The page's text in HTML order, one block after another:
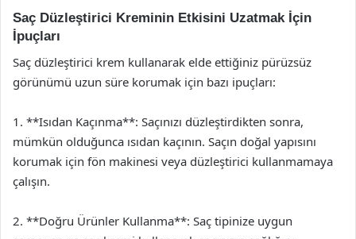
Saç Düzleştirici Kreminin Etkisini Uzatmak İçin
İpuçları
Saç düzleştirici krem kullanarak elde ettiğiniz pürüzsüz
görünümü uzun süre korumak için bazı ipuçları:
1. **Isıdan Kaçınma**: Saçınızı düzleştirdikten sonra,
mümkün olduğunca ısıdan kaçının. Saçın doğal yapısını
korumak için fön makinesi veya düzleştirici kullanmamaya
çalışın.
2. **Doğru Ürünler Kullanma**: Saç tipinize uygun